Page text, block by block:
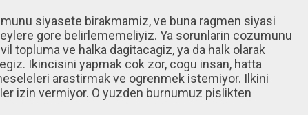
siyasete birakmamiz, ve buna ragmen siyasi
gore belirlememeliyiz. Ya sorunlarin cozumunu
topluma ve halka dagitacagiz, ya da halk olarak
Ikincisini yapmak cok zor, cogu insan, hatta
arastirmak ve ogrenmek istemiyor. Ilkini
izin vermiyor. O yuzden burnumuz pislikten